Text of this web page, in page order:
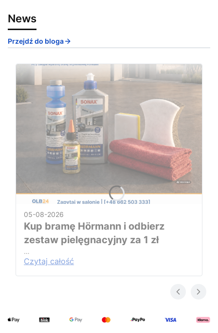
News
Przejdź do bloga
05-08-2026
Kup bramę Hörmann i odbierz
zestaw pielęgnacyjny za 1 zł
…
Czytaj całość